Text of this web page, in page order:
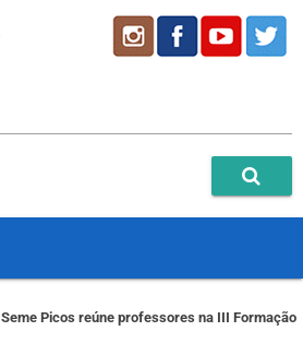
Seme Picos reúne professores na III Formação